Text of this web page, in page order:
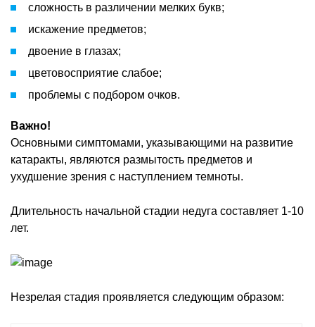
сложность в различении мелких букв;
искажение предметов;
двоение в глазах;
цветовосприятие слабое;
проблемы с подбором очков.
Важно!
Основными симптомами, указывающими на развитие
катаракты, являются размытость предметов и
ухудшение зрения с наступлением темноты.
Длительность начальной стадии недуга составляет 1-10
лет.
Незрелая стадия проявляется следующим образом: